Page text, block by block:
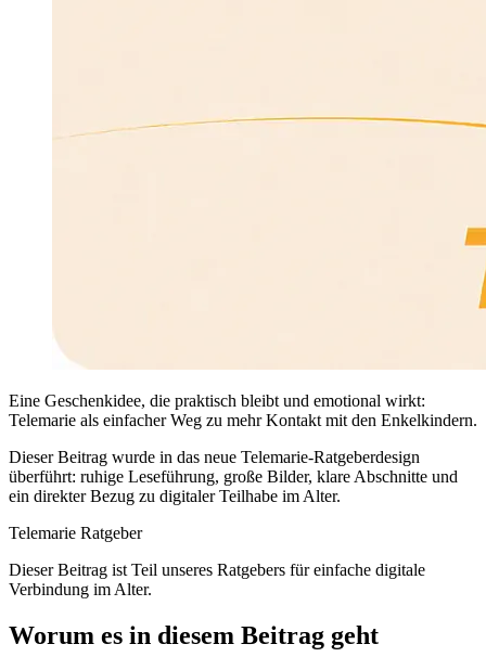
Eine Geschenkidee, die praktisch bleibt und emotional wirkt:
Telemarie als einfacher Weg zu mehr Kontakt mit den Enkelkindern.
Dieser Beitrag wurde in das neue Telemarie-Ratgeberdesign
überführt: ruhige Leseführung, große Bilder, klare Abschnitte und
ein direkter Bezug zu digitaler Teilhabe im Alter.
Telemarie Ratgeber
Dieser Beitrag ist Teil unseres Ratgebers für einfache digitale
Verbindung im Alter.
Worum es in diesem Beitrag geht